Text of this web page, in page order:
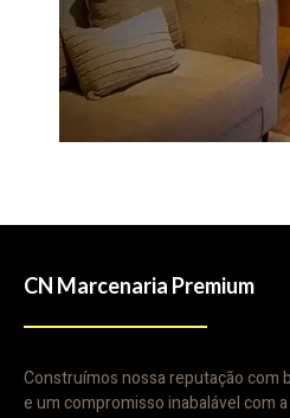
CN Marcenaria Premium
Construímos nossa reputação com
e um compromisso inabalável com